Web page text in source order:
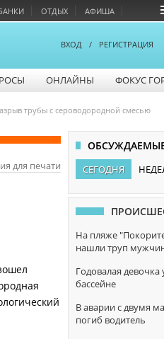
ОТДЫХ АФИША
ВХОД / РЕГИСТРАЦИЯ
ОНЛАЙНЫ ФОКУС
трубы с сероводородной смесью
для печати СЕГОДНЯ
На пляже
нашли труп
Годовалая девочка
бассейне
В аварии с двумя
погиб водитель